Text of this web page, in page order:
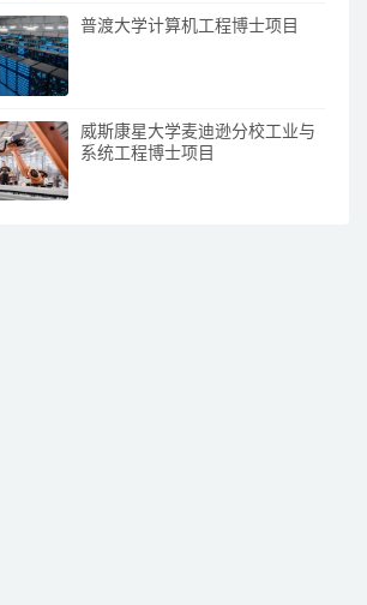
普渡大学计算机工程博士项目
威斯康星大学麦迪逊分校工业与
系统工程博士项目